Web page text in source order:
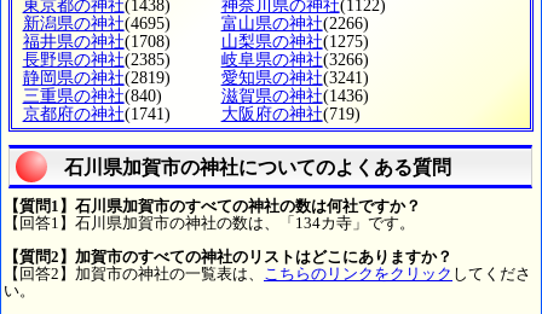
東京都の神社(1438) 神奈川県の神社(1122)
新潟県の神社(4695) 富山県の神社(2266)
福井県の神社(1708) 山梨県の神社(1275)
長野県の神社(2385) 岐阜県の神社(3266)
静岡県の神社(2819) 愛知県の神社(3241)
三重県の神社(840) 滋賀県の神社(1436)
京都府の神社(1741) 大阪府の神社(719)
石川県加賀市の神社についてのよくある質問
【質問1】石川県加賀市のすべての神社の数は何社ですか？
【回答1】石川県加賀市の神社の数は、「134カ寺」です。
【質問2】加賀市のすべての神社のリストはどこにありますか？
【回答2】加賀市の神社の一覧表は、 こちらのリンクをクリック してくださ
い。